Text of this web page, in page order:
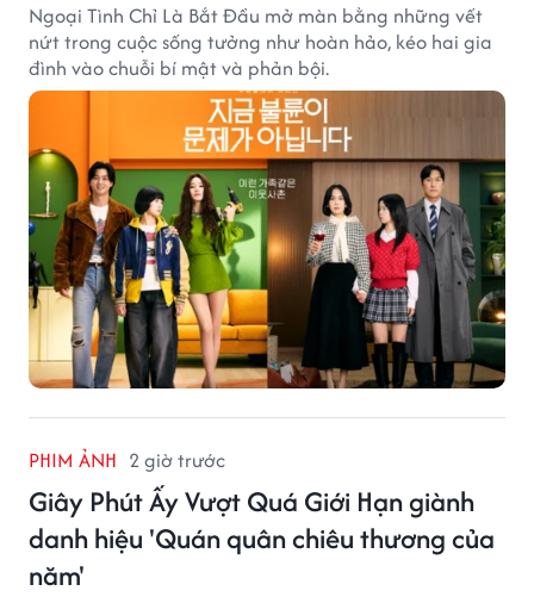
Ngoại Tình Chỉ Là Bắt Đầu mở màn bằng những vết
nứt trong cuộc sống tưởng như hoàn hảo, kéo hai gia
đình vào chuỗi bí mật và phản bội.
PHIM ẢNH 2 giờ trước
Giây Phút Ấy Vượt Quá Giới Hạn giành
danh hiệu 'Quán quân chiêu thương của
năm'